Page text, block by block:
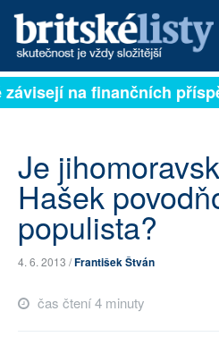
PŘIHLÁSIT
ARCHIV
ROZHOVORY
TÉMATA
NEJČTENĚJŠÍ ZA 7 DNÍ
na finančních
Je
Hašek
populista?
4. 6. 2013 /František Štván
čas čtení 4 minuty